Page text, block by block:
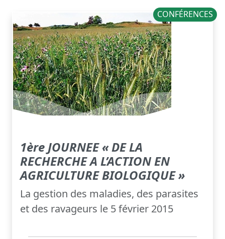
CONFÉRENCES
1ère JOURNEE « DE LA
RECHERCHE A L’ACTION EN
AGRICULTURE BIOLOGIQUE »
La gestion des maladies, des parasites
et des ravageurs le 5 février 2015